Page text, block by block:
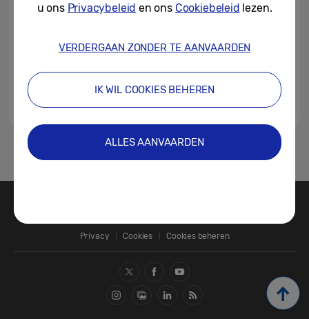
Privacy
Cookies Cookies beheren
u ons Privacybeleid en ons Cookiebeleid lezen.
VERDERGAAN ZONDER TE AANVAARDEN
IK WIL COOKIES BEHEREN
ALLES AANVAARDEN